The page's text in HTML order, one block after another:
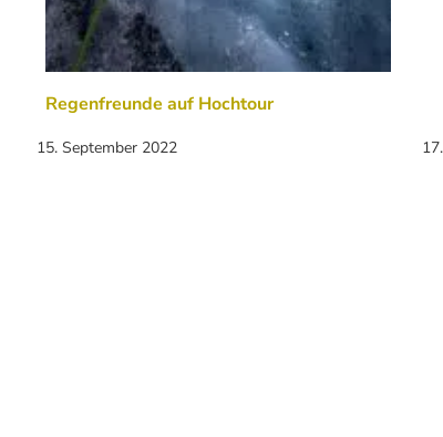
Regenfreunde auf Hochtour
15. September 2022